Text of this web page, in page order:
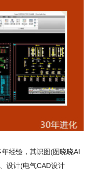
经验，其识图(图晓晓AI
设计(电气CAD设计